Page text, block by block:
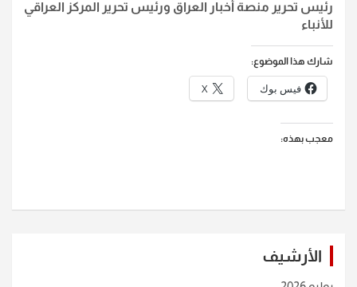
رئيس تحرير منصة أخبار العراق ورئيس تحرير المركز العراقي
للأنباء
شارك هذا الموضوع:
فيس بوك X
معجب بهذه:
الأرشيف